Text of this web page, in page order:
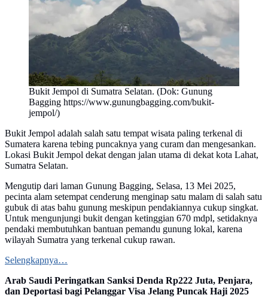
Bukit Jempol di Sumatra Selatan. (Dok: Gunung
Bagging https://www.gunungbagging.com/bukit-
jempol/)
Bukit Jempol adalah salah satu tempat wisata paling terkenal di
Sumatera karena tebing puncaknya yang curam dan mengesankan.
Lokasi Bukit Jempol dekat dengan jalan utama di dekat kota Lahat,
Sumatra Selatan.
Mengutip dari laman Gunung Bagging, Selasa, 13 Mei 2025,
pecinta alam setempat cenderung menginap satu malam di salah satu
gubuk di atas bahu gunung meskipun pendakiannya cukup singkat.
Untuk mengunjungi bukit dengan ketinggian 670 mdpl, setidaknya
pendaki membutuhkan bantuan pemandu gunung lokal, karena
wilayah Sumatra yang terkenal cukup rawan.
Selengkapnya…
Arab Saudi Peringatkan Sanksi Denda Rp222 Juta, Penjara,
dan Deportasi bagi Pelanggar Visa Jelang Puncak Haji 2025